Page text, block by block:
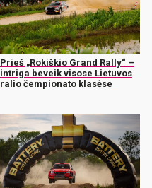
Prieš „Rokiškio Grand Rally“ –
intriga beveik visose Lietuvos
ralio čempionato klasėse